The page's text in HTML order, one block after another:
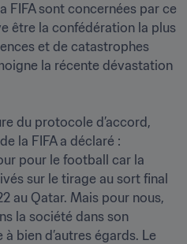
FIFA sont concernées par ce
être la confédération la plus
et de catastrophes
la récente dévastation
du protocole d’accord,
la FIFA a déclaré :
pour le football car la
sur le tirage au sort final
au Qatar. Mais pour nous,
la société dans son
bien d’autres égards. Le